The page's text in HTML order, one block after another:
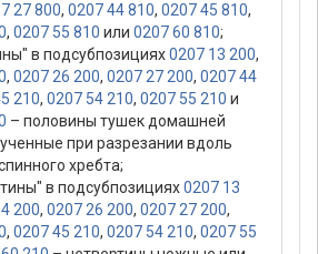
27 800, 0207 44 810, 0207 45 810,
, 0207 55 810 или 0207 60 810;
в подсубпозициях0207 13 200,
, 0207 26 200, 0207 27 200, 0207 44
210, 0207 54 210, 0207 55 210 и
– половины тушек домашней
при разрезании вдоль
хребта;
в подсубпозициях0207 13
200, 0207 26 200, 0207 27 200,
, 0207 45 210, 0207 54 210, 0207 55